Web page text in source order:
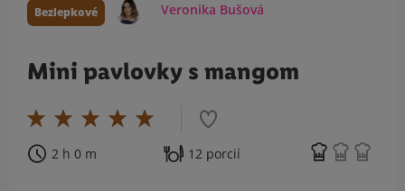
Bezlepkové Veronika Bušová
Mini pavlovky s mangom
2 h 0 m 12 porcií